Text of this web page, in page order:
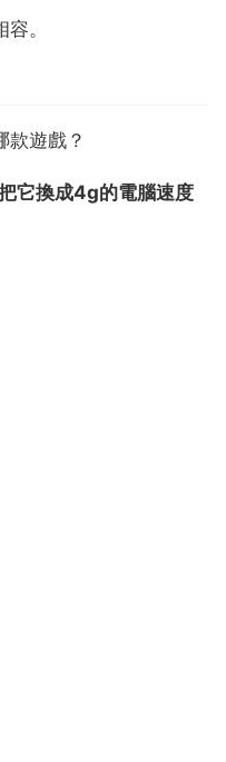
。
款遊戲？
它換成4g的電腦速度